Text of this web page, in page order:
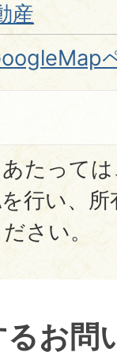
産
たって
行い、
さい。
お問